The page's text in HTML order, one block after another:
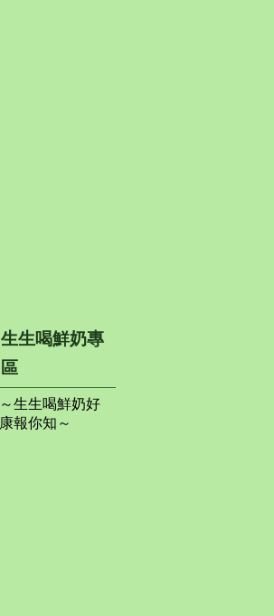
生生喝鮮奶專
區
～生生喝鮮奶好
康報你知～